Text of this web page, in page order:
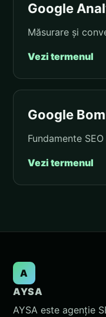
Google
Măsurare și
Vezi termenul
Google
Fundamente SEO
Vezi termenul
A
AYSA
AYSA este agenție